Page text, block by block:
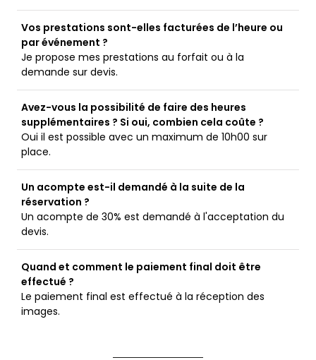
Vos prestations sont-elles facturées de l’heure ou
par événement ?
Je propose mes prestations au forfait ou à la
demande sur devis.
Avez-vous la possibilité de faire des heures
supplémentaires ? Si oui, combien cela coûte ?
Oui il est possible avec un maximum de 10h00 sur
place.
Un acompte est-il demandé à la suite de la
réservation ?
Un acompte de 30% est demandé à l'acceptation du
devis.
Quand et comment le paiement final doit être
effectué ?
Le paiement final est effectué à la réception des
images.